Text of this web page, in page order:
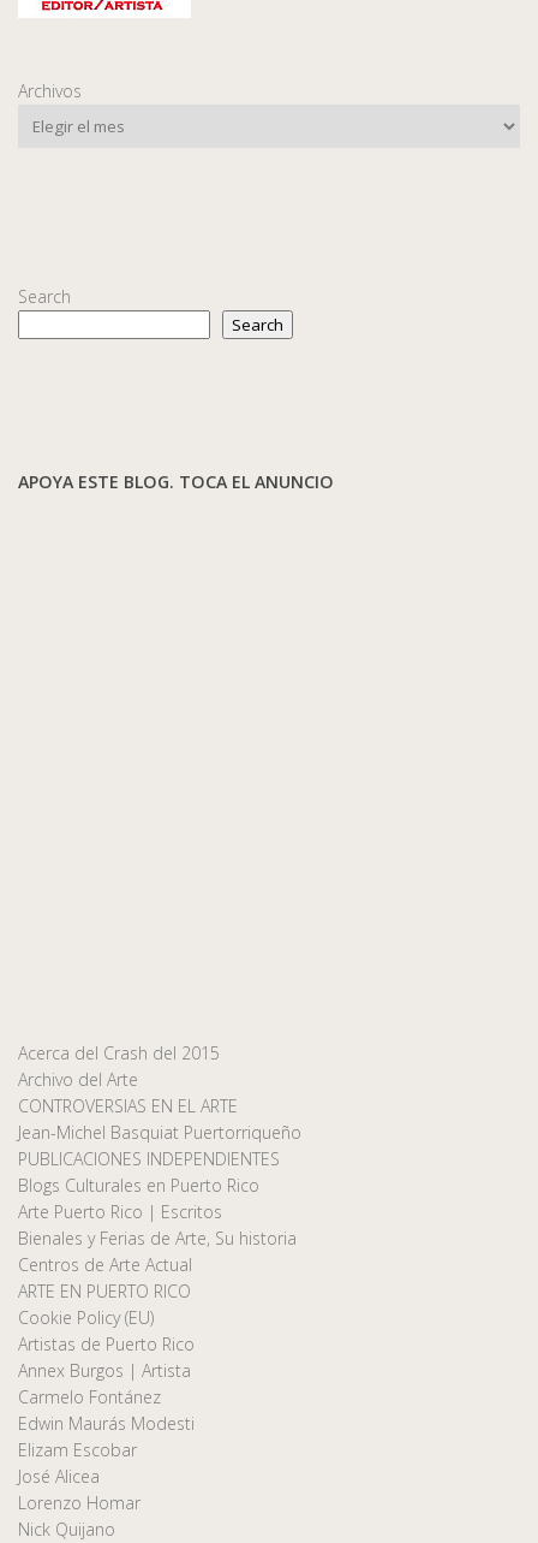
Archivos
Search
Search
APOYA ESTE BLOG. TOCA EL ANUNCIO
Acerca del Crash del 2015
Archivo del Arte
CONTROVERSIAS EN EL ARTE
Jean-Michel Basquiat Puertorriqueño
PUBLICACIONES INDEPENDIENTES
Blogs Culturales en Puerto Rico
Arte Puerto Rico | Escritos
Bienales y Ferias de Arte, Su historia
Centros de Arte Actual
ARTE EN PUERTO RICO
Cookie Policy (EU)
Artistas de Puerto Rico
Annex Burgos | Artista
Carmelo Fontánez
Edwin Maurás Modesti
Elizam Escobar
José Alicea
Lorenzo Homar
Nick Quijano